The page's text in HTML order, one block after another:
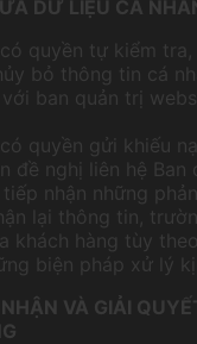
DỮ LIỆU CÁ
quyền tự kiểm
bỏ thông tin cá
ban quản trị
quyền gửi khiếu
đề nghị liên hệ Ban
nhận những
lại thông tin,
khách hàng tùy
biện pháp xử lý
VÀ GIẢI